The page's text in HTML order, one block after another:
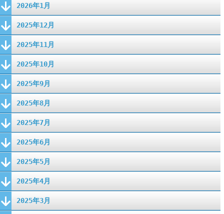
2026年1月
2025年12月
2025年11月
2025年10月
2025年9月
2025年8月
2025年7月
2025年6月
2025年5月
2025年4月
2025年3月